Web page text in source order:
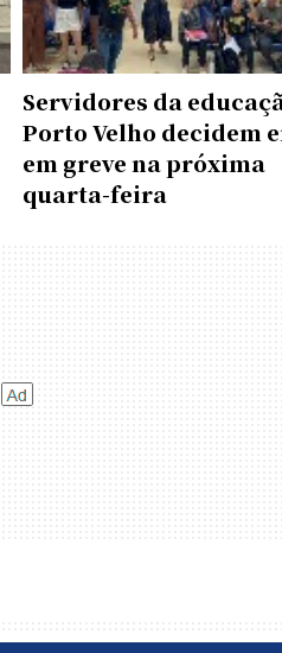
Servidores da
Porto Velho decidem
em greve na próxima
quarta-feira